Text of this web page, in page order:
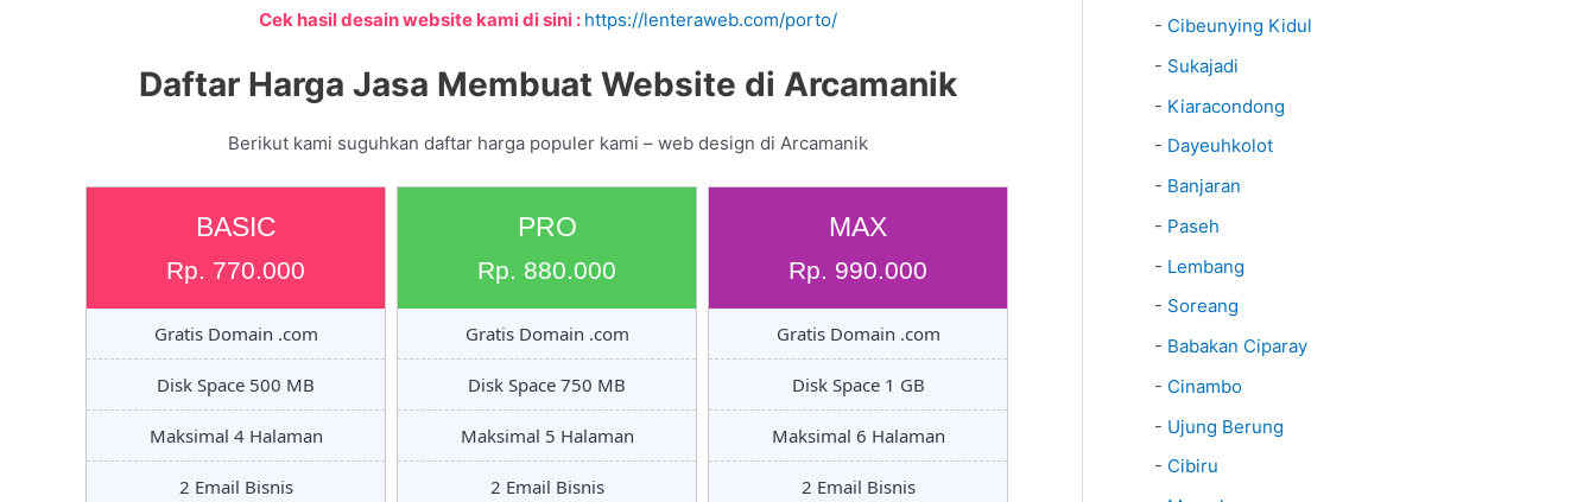
Cek hasil desain website kami di sini : https://lenteraweb.com/porto/
Daftar Harga Jasa Membuat Website di Arcamanik
Berikut kami suguhkan daftar harga populer kami – web design di Arcamanik
BASIC
Rp. 770.000
Gratis Domain .com
Disk Space 500 MB
Maksimal 4 Halaman
2 Email Bisnis
PRO
Rp. 880.000
Gratis Domain .com
Disk Space 750 MB
Maksimal 5 Halaman
2 Email Bisnis
MAX
Rp. 990.000
Gratis Domain .com
Disk Space 1 GB
Maksimal 6 Halaman
2 Email Bisnis
- Cibeunying Kidul
- Sukajadi
- Kiaracondong
- Dayeuhkolot
- Banjaran
- Paseh
- Lembang
- Soreang
- Babakan Ciparay
- Cinambo
- Ujung Berung
- Cibiru